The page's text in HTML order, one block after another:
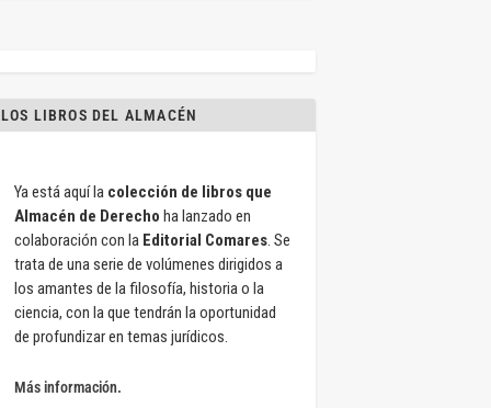
LOS LIBROS DEL ALMACÉN
Ya está aquí la colección de libros que
Almacén de Derecho ha lanzado en
colaboración con la Editorial Comares. Se
trata de una serie de volúmenes dirigidos a
los amantes de la filosofía, historia o la
ciencia, con la que tendrán la oportunidad
de profundizar en temas jurídicos.
Más información.